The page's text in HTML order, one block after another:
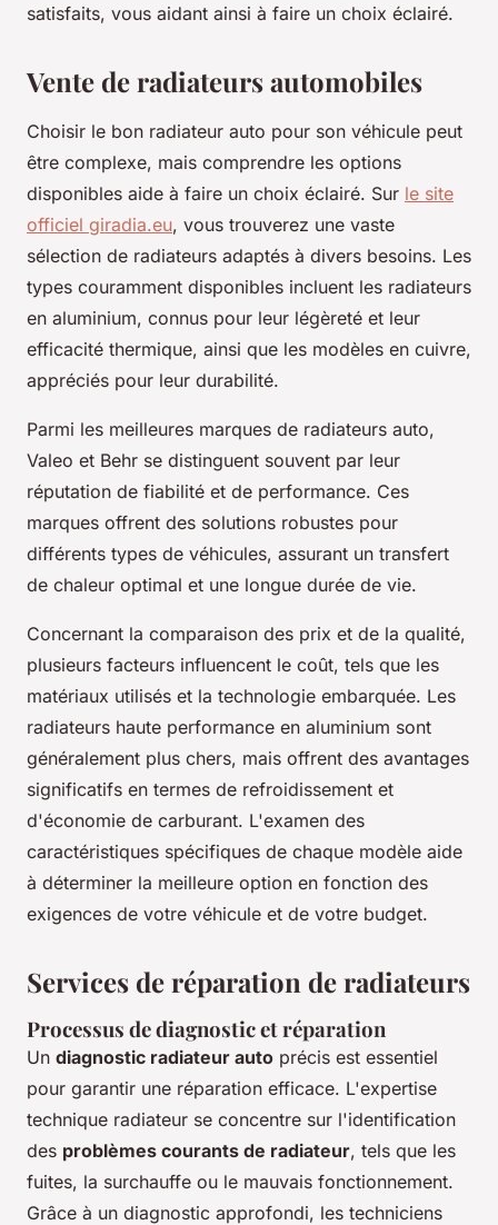
satisfaits, vous aidant ainsi à faire un choix éclairé.
Vente de radiateurs automobiles
Choisir le bon radiateur auto pour son véhicule peut
être complexe, mais comprendre les options
disponibles aide à faire un choix éclairé. Sur le site
officiel giradia.eu, vous trouverez une vaste
sélection de radiateurs adaptés à divers besoins. Les
types couramment disponibles incluent les radiateurs
en aluminium, connus pour leur légèreté et leur
efficacité thermique, ainsi que les modèles en cuivre,
appréciés pour leur durabilité.
Parmi les meilleures marques de radiateurs auto,
Valeo et Behr se distinguent souvent par leur
réputation de fiabilité et de performance. Ces
marques offrent des solutions robustes pour
différents types de véhicules, assurant un transfert
de chaleur optimal et une longue durée de vie.
Concernant la comparaison des prix et de la qualité,
plusieurs facteurs influencent le coût, tels que les
matériaux utilisés et la technologie embarquée. Les
radiateurs haute performance en aluminium sont
généralement plus chers, mais offrent des avantages
significatifs en termes de refroidissement et
d'économie de carburant. L'examen des
caractéristiques spécifiques de chaque modèle aide
à déterminer la meilleure option en fonction des
exigences de votre véhicule et de votre budget.
Services de réparation de radiateurs
Processus de diagnostic et réparation
Un diagnostic radiateur auto précis est essentiel
pour garantir une réparation efficace. L'expertise
technique radiateur se concentre sur l'identification
des problèmes courants de radiateur, tels que les
fuites, la surchauffe ou le mauvais fonctionnement.
Grâce à un diagnostic approfondi, les techniciens